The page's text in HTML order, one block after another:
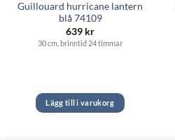
Guillouard hurricane lantern
blå 74109
639 kr
30 cm, brinntid 24 timmar
Lägg till i varukorg